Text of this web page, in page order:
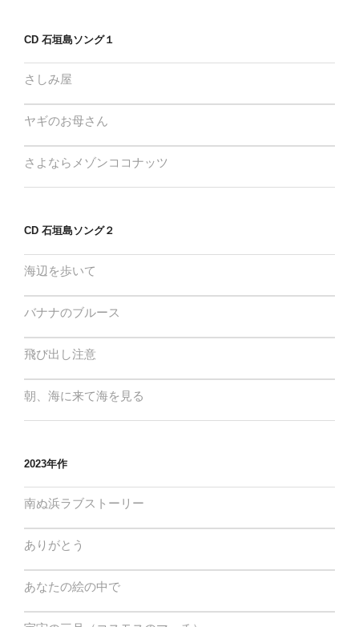
ビ
ー
シ
ョ
ン
ジ
CD 石垣島ソング１
さしみ屋
ヤギのお母さん
さよならメゾンココナッツ
CD 石垣島ソング２
海辺を歩いて
バナナのブルース
飛び出し注意
朝、海に来て海を見る
2023年作
南ぬ浜ラブストーリー
ありがとう
あなたの絵の中で